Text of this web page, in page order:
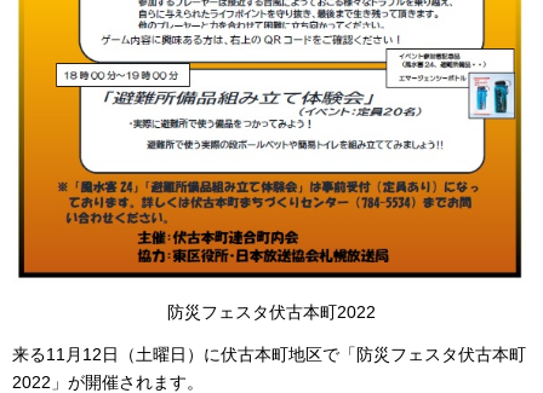
防災フェスタ伏古本町2022
来る11月12日（土曜日）に伏古本町地区で「防災フェスタ伏古本町
2022」が開催されます。